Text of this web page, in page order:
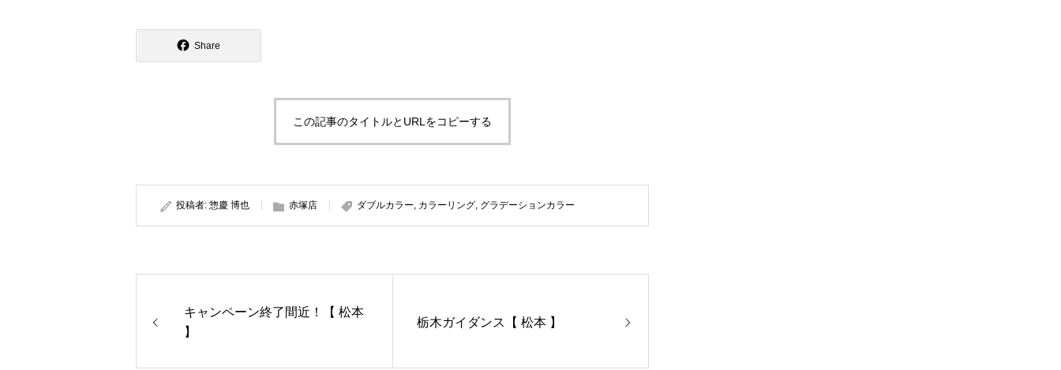
Share
この記事のタイトルとURLをコピーする
投稿者: 惣慶 博也 赤塚店 ダブルカラー, カラーリング, グラデーションカラー
キャンペーン終了間近！【 松本
】
栃木ガイダンス【 松本 】